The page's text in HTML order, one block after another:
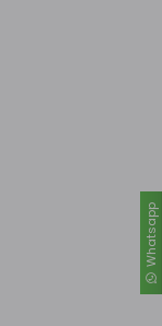
Whatsapp